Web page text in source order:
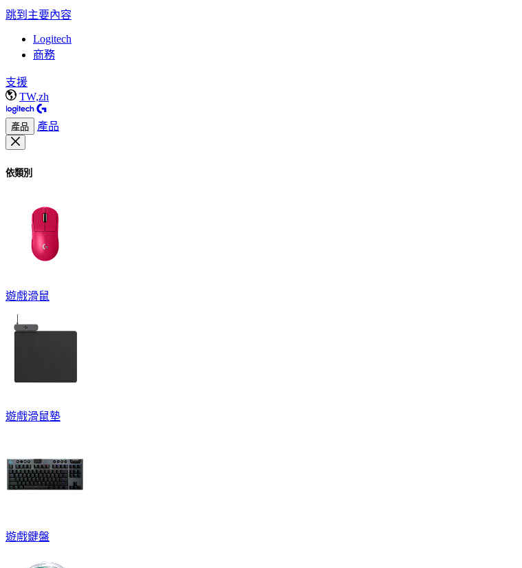
跳到主要內容
Logitech
商務
支援
TW,zh
產品 產品
依類別
遊戲滑鼠
遊戲滑鼠墊
遊戲鍵盤